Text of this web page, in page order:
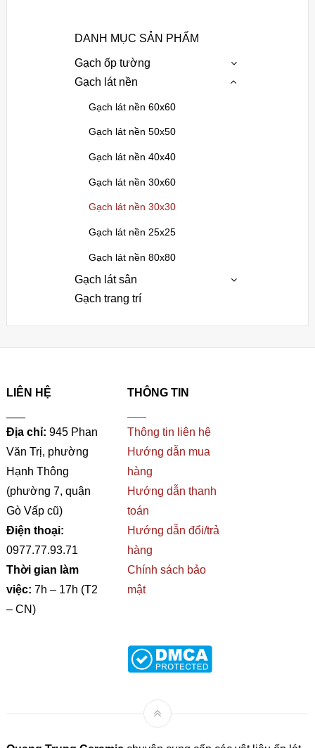
DANH MỤC SẢN PHẨM
Gạch ốp tường
Gạch lát nền
Gạch lát nền 60x60
Gạch lát nền 50x50
Gạch lát nền 40x40
Gạch lát nền 30x60
Gạch lát nền 30x30
Gạch lát nền 25x25
Gạch lát nền 80x80
Gạch lát sân
Gạch trang trí
LIÊN HỆ
Địa chỉ: 945 Phan
Văn Trị, phường
Hạnh Thông
(phường 7, quận
Gò Vấp cũ)
Điện thoại:
0977.77.93.71
Thời gian làm
việc: 7h – 17h (T2
– CN)
THÔNG TIN
Thông tin liên hệ
Hướng dẫn mua
hàng
Hướng dẫn thanh
toán
Hướng dẫn đổi/trả
hàng
Chính sách bảo
mật